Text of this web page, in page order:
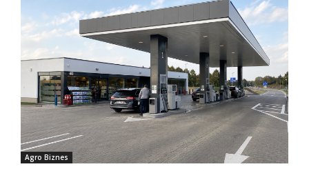
Agro Biznes